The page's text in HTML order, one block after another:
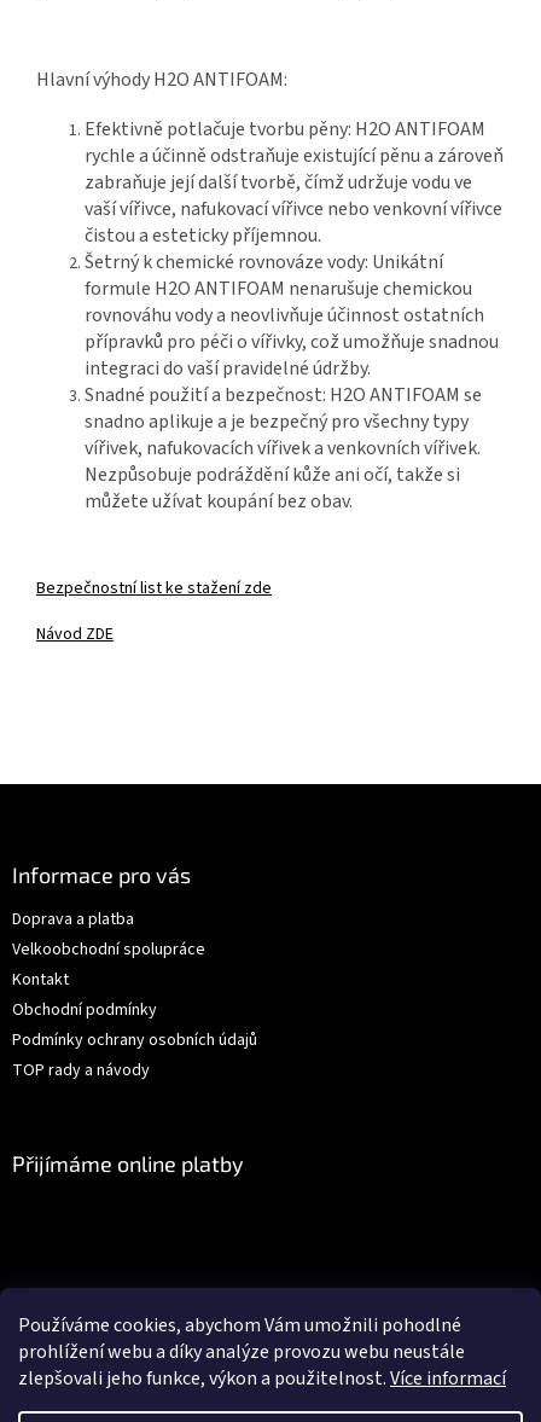
Používáme cookies, abychom Vám umožnili pohodlné
prohlížení webu a díky analýze provozu webu neustále
zlepšovali jeho funkce, výkon a použitelnost.Více informací
Hlavní výhody H2O ANTIFOAM:
Efektivně potlačuje tvorbu pěny: H2O ANTIFOAM
rychle a účinně odstraňuje existující pěnu a zároveň
zabraňuje její další tvorbě, čímž udržuje vodu ve
vaší vířivce, nafukovací vířivce nebo venkovní vířivce
čistou a esteticky příjemnou.
Šetrný k chemické rovnováze vody: Unikátní
formule H2O ANTIFOAM nenarušuje chemickou
rovnováhu vody a neovlivňuje účinnost ostatních
přípravků pro péči o vířivky, což umožňuje snadnou
integraci do vaší pravidelné údržby.
Snadné použití a bezpečnost: H2O ANTIFOAM se
snadno aplikuje a je bezpečný pro všechny typy
vířivek, nafukovacích vířivek a venkovních vířivek.
Nezpůsobuje podráždění kůže ani očí, takže si
můžete užívat koupání bez obav.
Bezpečnostní list ke stažení zde
Návod ZDE
Informace pro vás
Doprava a platba
Velkoobchodní spolupráce
Kontakt
Obchodní podmínky
Podmínky ochrany osobních údajů
TOP rady a návody
Přijímáme online platby
Facebook